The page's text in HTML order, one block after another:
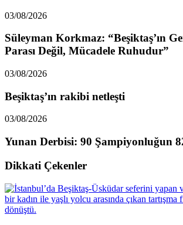
03/08/2026
Süleyman Korkmaz: “Beşiktaş’ın
Parası Değil, Mücadele Ruhudur”
03/08/2026
Beşiktaş’ın rakibi netleşti
03/08/2026
Yunan Derbisi: 90 Şampiyonluğun
Dikkati Çekenler